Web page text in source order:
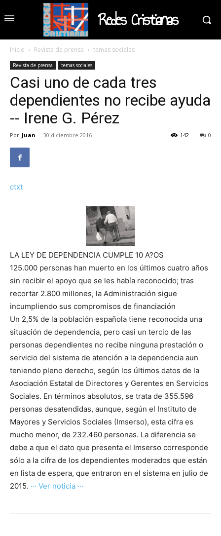
Redes Cristianas
Inicio Revista de prensa temas sociales
Revista de prensa temas sociales
Casi uno de cada tres
dependientes no recibe ayuda
-- Irene G. Pérez
Por Juan - 30 diciembre 2016 0
142
ctxt
LA LEY DE DEPENDENCIA CUMPLE 10 A?OS
125.000 personas han muerto en los últimos cuatro años
sin recibir el apoyo que se les había reconocido; tras
recortar 2.800 millones, la Administración sigue
incumpliendo sus compromisos de financiación
Un 2,5% de la población española tiene reconocida una
situación de dependencia, pero casi un tercio de las
personas dependientes no recibe ninguna prestación o
servicio del sistema de atención a la dependencia aun
teniendo pleno derecho, según los últimos datos de la
Asociación Estatal de Directores y Gerentes en Servicios
Sociales. En términos absolutos, se trata de 355.596
personas desatendidas, aunque, según el Instituto de
Mayores y Servicios Sociales (Imserso), esta cifra es
mucho menor, de 232.460 personas. La diferencia se
debe a que el dato que presenta el Imserso corresponde
sólo a la cifra de los dependientes moderados que están
en lista de espera, que entraron en el sistema en julio de
2015. ··· Ver noticia ···